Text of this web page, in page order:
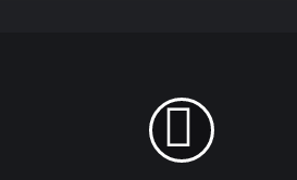
بعد 38 عاماً نادية مصطفى تكتشف سرقة